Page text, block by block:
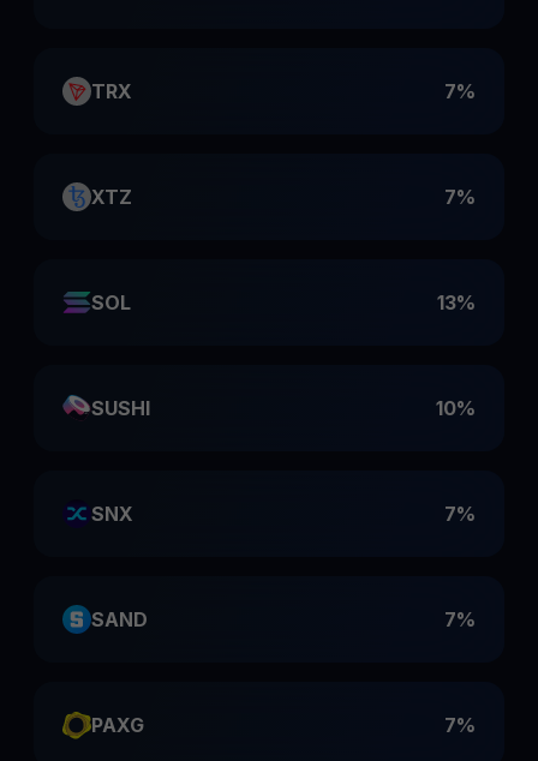
TRX 7%
XTZ 7%
SOL 13%
SUSHI 10%
SNX 7%
SAND 7%
PAXG 7%